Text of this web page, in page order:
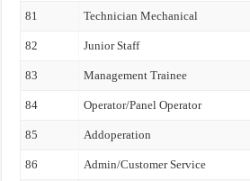
81 Technician Mechanical
82 Junior Staff
83 Management Trainee
84 Operator/Panel Operator
85 Addoperation
86 Admin/Customer Service